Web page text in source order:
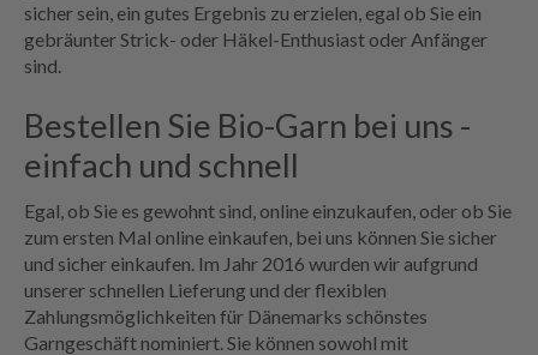
sicher sein, ein gutes Ergebnis zu erzielen, egal ob Sie ein
gebräunter Strick- oder Häkel-Enthusiast oder Anfänger
sind.
Bestellen Sie Bio-Garn bei uns -
einfach und schnell
Egal, ob Sie es gewohnt sind, online einzukaufen, oder ob Sie
zum ersten Mal online einkaufen, bei uns können Sie sicher
und sicher einkaufen. Im Jahr 2016 wurden wir aufgrund
unserer schnellen Lieferung und der flexiblen
Zahlungsmöglichkeiten für Dänemarks schönstes
Garngeschäft nominiert. Sie können sowohl mit